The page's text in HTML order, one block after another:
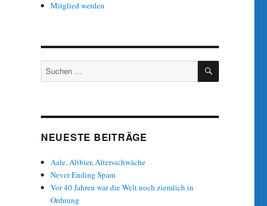
Mitglied werden
Suche
nach:
SUCHEN
NEUESTE BEITRÄGE
Aale, Altbier, Altersschwäche
Never Ending Spam
Vor 40 Jahren war die Welt noch ziemlich in
Ordnung